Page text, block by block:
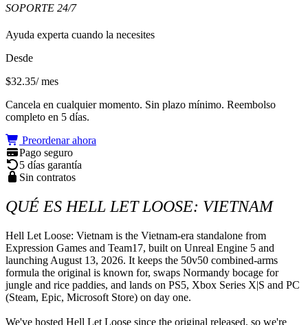
SOPORTE 24/7
Ayuda experta cuando la necesites
Desde
$32.35/ mes
Cancela en cualquier momento. Sin plazo mínimo. Reembolso
completo en 5 días.
Preordenar ahora
Pago seguro
5 días garantía
Sin contratos
QUÉ ES HELL LET LOOSE: VIETNAM
Hell Let Loose: Vietnam is the Vietnam-era standalone from
Expression Games and Team17, built on Unreal Engine 5 and
launching August 13, 2026. It keeps the 50v50 combined-arms
formula the original is known for, swaps Normandy bocage for
jungle and rice paddies, and lands on PS5, Xbox Series X|S and PC
(Steam, Epic, Microsoft Store) on day one.
We've hosted Hell Let Loose since the original released, so we're